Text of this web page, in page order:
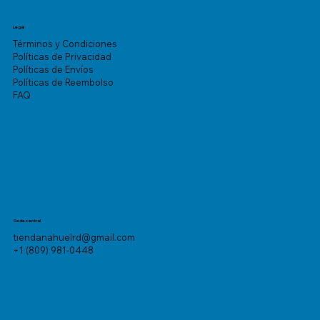
Legal
Términos y Condiciones
Políticas de Privacidad
Políticas de Envíos
Políticas de Reembolso
FAQ
Sede central
tiendanahuelrd@gmail.com
+1 (809) 981-0448